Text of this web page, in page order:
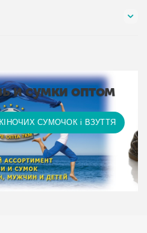
и сумки оптом
СУМОЧОК і ВЗУТТЯ